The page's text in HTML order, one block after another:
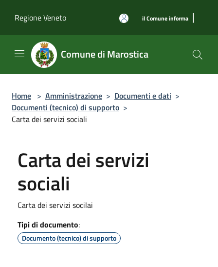
Regione Veneto
il Comune informa |
Comune di Marostica
Home > Amministrazione > Documenti e dati >
Documenti (tecnico) di supporto >
Carta dei servizi sociali
Carta dei servizi
sociali
Carta dei servizi socilai
Tipi di documento:
Documento (tecnico) di supporto